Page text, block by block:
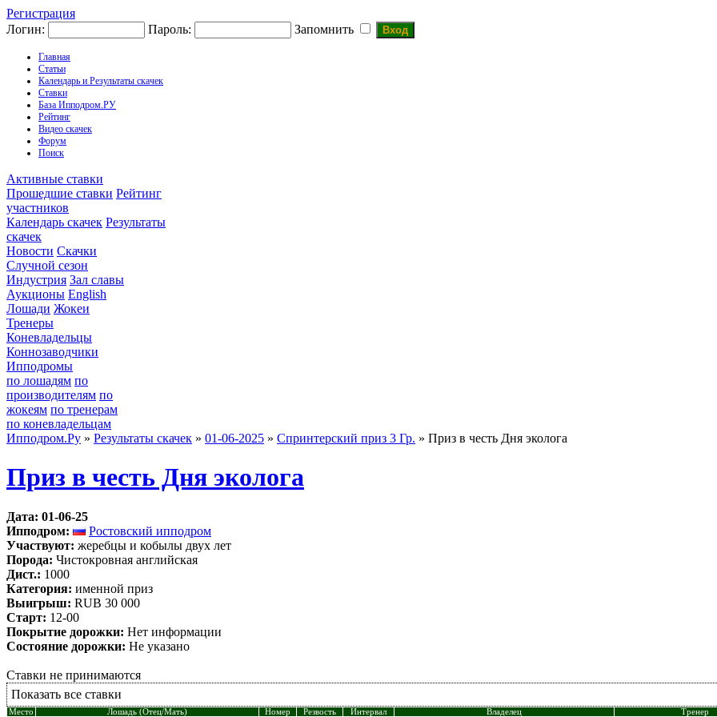
Регистрация
Логин:
Пароль: Запомнить
Главная
Статьи
Календарь и Результаты скачек
Ставки
База Ипподром.РУ
Рейтинг
Видео скачек
Форум
Поиск
Активные ставки
Прошедшие ставки Рейтинг
участников
Календарь скачек Результаты
скачек
Новости Скачки
Случной сезон
Индустрия Зал славы
Аукционы English
Лошади Жокеи
Тренеры
Коневладельцы
Коннозаводчики
Ипподромы
по лошадям по
производителям по
жокеям по тренерам
по коневладельцам
Ипподром.Ру » Результаты скачек » 01-06-2025 » Спринтерский приз 3 Гр. » Приз в честь Дня эколога
Приз в честь Дня эколога
Дата: 01-06-25
Ипподром:
Ростовский ипподром
Участвуют: жеребцы и кобылы двух лет
Порода: Чистокровная английская
Дист.: 1000
Категория: именной приз
Выигрыш: RUB 30 000
Старт: 12-00
Покрытие дорожки: Нет информации
Состояние дорожки: Не указано
Ставки не принимаются
Показать все ставки
Место Лошадь (Отец/Мать) Номер Резвость Интервал Владелец Тренер